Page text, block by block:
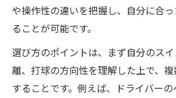
や操作性の違いを把握し、自分に合
ることが可能です。
選び方のポイントは、まず自分のス
離、打球の方向性を理解した上で、
することです。例えば、ドライバー